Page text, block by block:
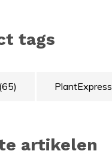
tags
(65) PlantExpress
artikelen